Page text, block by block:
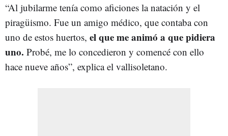
“Al jubilarme tenía como aficiones la natación y el
piragüismo. Fue un amigo médico, que contaba con
uno de estos huertos, el que me animó a que pidiera
uno. Probé, me lo concedieron y comencé con ello
hace nueve años”, explica el vallisoletano.